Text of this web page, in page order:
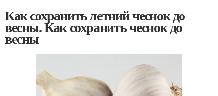
Как сохранить летний чеснок до
весны. Как сохранить чеснок до
весны